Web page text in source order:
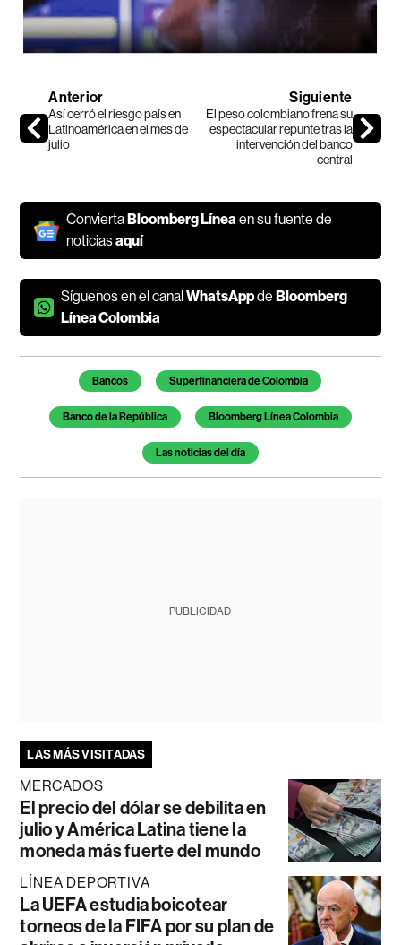
Anterior
Así cerró el riesgo país en
Latinoamérica en el mes de
julio
Siguiente
El peso colombiano frena su
espectacular repunte tras la
intervención del banco
central
Convierta Bloomberg Líneaen su fuente de
noticiasaquí
Síguenos en el canalWhatsAppde Bloomberg
Línea Colombia
Temas de este artículo
Bancos Superfinanciera de Colombia
Banco de la República Bloomberg Línea Colombia
Las noticias del día
PUBLICIDAD
LAS MÁS VISITADAS
MERCADOS
El precio del dólar se debilita en
julio y América Latina tiene la
moneda más fuerte del mundo
LÍNEA DEPORTIVA
La UEFA estudia boicotear
torneos de la FIFA por su plan de